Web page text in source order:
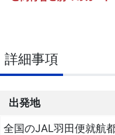
詳細事項
出発地
全国のJAL羽田便就航